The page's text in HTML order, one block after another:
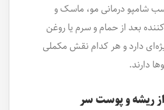
شامپو درمانی مو، ماسک و
بعد از حمام و سرم یا روغن
دارد و هر کدام نقش مکملی
دارند.
ریشه و پوست سر